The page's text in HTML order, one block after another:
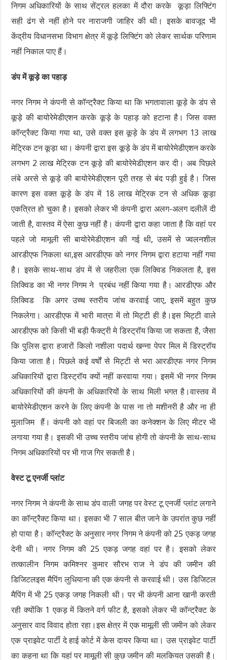
निगम अधिकारियों के साथ सेंट्रल हलका में दौरा करके कूड़ा लिफ्टिंग
सही ढंग से नहीं होने पर नाराजगी जाहिर की थी। इसके बावजूद भी
केंद्रीय विधानसभा विभाग क्षेत्र में कूड़े लिफ्टिंग को लेकर सार्थक परिणाम
नहीं निकाल पाए हैं।
डंप में कूड़े का पहाड़
नगर निगम ने कंपनी से कॉन्ट्रैक्ट किया था कि भगतावाला कूड़े के डंप से
कूड़े की बायोरेमेडीएशन करके कूड़े के पहाड़ को हटाना है। जिस वक्त
कॉन्ट्रैक्ट किया गया था, उसे वक्त इस कूड़े के डंप में लगभग 13 लाख
मेट्रिक टन कूड़ा था। कंपनी द्वारा इस कूड़े के डंप में बायोरेमेडीएशन करके
लगभग 2 लाख मेट्रिक टन कूड़े की बायोरेमेडीएशन कर दी। अब पिछले
लंबे अरसे से कूड़े की बायोरेमेडीएशन पूरी तरह से बंद पड़ी हुई है। जिस
कारण इस वक्त कूड़े के डंप में 18 लाख मेट्रिक टन से अधिक कूड़ा
एकत्रित हो चुका है। इसको लेकर भी कंपनी द्वारा अलग-अलग दलीलें दी
जाती है, वास्तव में ऐसा कुछ नहीं है। कंपनी द्वारा कहा जाता है कि वहां पर
पहले जो मामूली सी बायोरेमेडीएशन की गई थी, उसमें से ज्वलनशील
आरडीएफ निकला था,इस आरडीएफ को नगर निगम द्वारा हटाया नहीं गया
है। इसके साथ-साथ डंप में से जहरीला एक लिक्विड निकलता है, इस
लिक्विड का भी नगर निगम ने प्रबंध नहीं किया गया है। आरडीएफ और
लिक्विड कि अगर उच्च स्तरीय जांच करवाई जाए, इसमें बहुत कुछ
निकलेगा। आरडीएफ में भारी मात्रा में तो मिट्टी ही है।इस मिट्टी वाले
आरडीएफ को किसी भी बड़ी फैक्ट्री मे डिस्ट्रॉय किया जा सकता है, जैसा
कि पुलिस द्वारा हजारों किलो नशीला पदार्थ खन्ना पेपर मिल में डिस्ट्रॉय
किया जाता है। पिछले कई वर्षों से मिट्टी से भरा आरडीएफ नगर निगम
अधिकारियों द्वारा डिस्ट्रॉय क्यों नहीं करवाया गया। इसमें भी नगर निगम
अधिकारियों की कंपनी के अधिकारियों के साथ मिली भगत है।वास्तव में
बायोरेमेडीएशन करने के लिए कंपनी के पास ना तो मशीनरी है और ना ही
मुलाजिम हैं। कंपनी को वहां पर बिजली का कनेक्शन के लिए मीटर भी
लगाया गया है। इसकी भी उच्च स्तरीय जांच होगी तो कंपनी के साथ-साथ
निगम अधिकारियों पर भी गाज गिर सकती है।
वेस्ट टू एनर्जी प्लांट
नगर निगम ने कंपनी के साथ डंप वाली जगह पर वेस्ट टू एनर्जी प्लांट लगाने
का कॉन्ट्रैक्ट किया था। इसका भी 7 साल बीत जाने के उपरांत कुछ नहीं
हो पाया है। कॉन्ट्रैक्ट के अनुसार नगर निगम ने कंपनी को 25 एकड़ जगह
देनी थी। नगर निगम की 25 एकड़ जगह वहां पर है। इसको लेकर
तत्कालीन निगम कमिश्नर कुमार सौरभ राज ने डंप की जमीन की
डिजिटलइस मैपिंग लुधियाना की एक कंपनी से करवाई थी। उस डिजिटल
मैपिंग में भी 25 एकड़ जगह निकली थी। पर भी कंपनी आना खानी करती
रही क्योंकि 1 एकड़ में कितने वर्ग फीट है, इसको लेकर भी कॉन्ट्रैक्ट के
अनुसार वाद विवाद होता रहा।इस क्षेत्र में एक मामूली सी जमीन को लेकर
एक प्राइवेट पार्टी दे हाई कोर्ट में केस दायर किया था। उस प्राइवेट पार्टी
का कहना था कि यहां पर मामूली सी कुछ जमीन की मलकियत उसकी है।